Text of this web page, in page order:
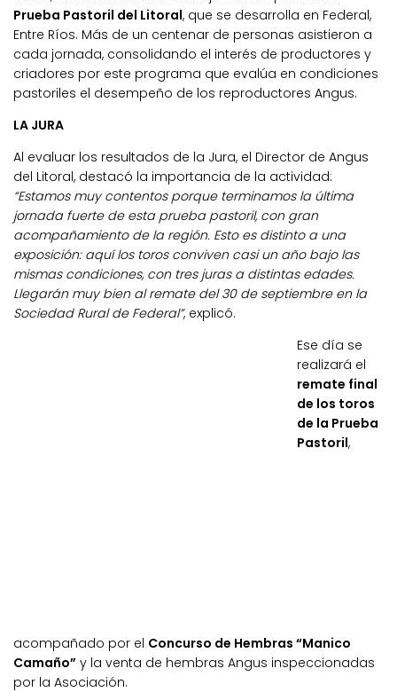
Prueba Pastoril del Litoral, que se desarrolla en Federal,
Entre Ríos. Más de un centenar de personas asistieron a
cada jornada, consolidando el interés de productores y
criadores por este programa que evalúa en condiciones
pastoriles el desempeño de los reproductores Angus.
LA JURA
Al evaluar los resultados de la Jura, el Director de Angus
del Litoral, destacó la importancia de la actividad:
“Estamos muy contentos porque terminamos la última
jornada fuerte de esta prueba pastoril, con gran
acompañamiento de la región. Esto es distinto a una
exposición: aquí los toros conviven casi un año bajo las
mismas condiciones, con tres juras a distintas edades.
Llegarán muy bien al remate del 30 de septiembre en la
Sociedad Rural de Federal”, explicó.
Ese día se
realizará el
remate final
de los toros
de la Prueba
Pastoril,
acompañado por el Concurso de Hembras “Manico
Camaño” y la venta de hembras Angus inspeccionadas
por la Asociación.